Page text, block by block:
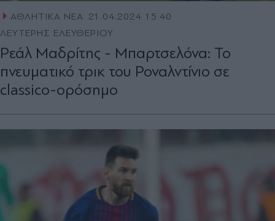
ΑΘΛΗΤΙΚΑ ΝΕΑ 21.04.2024 15:40
ΛΕΥΤΕΡΗΣ ΕΛΕΥΘΕΡΙΟΥ
Ρεάλ Μαδρίτης - Μπαρτσελόνα: Το
πνευματικό τρικ του Ροναλντίνιο σε
classico-ορόσημο